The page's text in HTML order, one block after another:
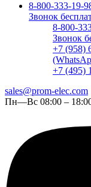
8-800-333-19-
Звонок
8-800-
Звонок
+7 (958)
+7 (495)
sales@prom-elec.com
Пн—Вс 08:00 –